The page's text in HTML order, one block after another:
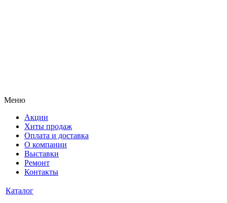
Меню
Акции
Хиты продаж
Оплата и доставка
О компании
Выставки
Ремонт
Контакты
Каталог